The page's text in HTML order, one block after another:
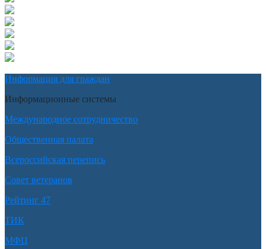
Информация для граждан
Информационные системы
Международное сотрудничество
Общественная палата
Всероссийская перепись
Совет ветеранов
Рейтинг 47
ТИК
МФЦ